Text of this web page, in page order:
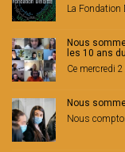
La Fondation
Nous
les 10 ans
Ce mercredi
Nous
Nous